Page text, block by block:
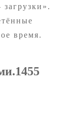
время.